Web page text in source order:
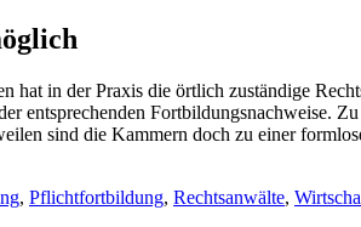
hat in der Praxis die örtlich zuständige
entsprechenden
sind die Kammern doch zu einer
, Pflichtfortbildung, Rechtsanwälte,